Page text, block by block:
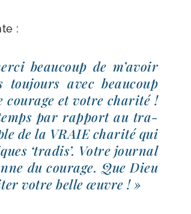
:
beau­coup de m’avoir
avec beau­coup
cou­rage et votre cha­ri­té !
temps par rap­port au tra­
de la VRAIE cha­ri­té qui
‘tra­dis’. Votre jour­nal
du cou­rage. Que Dieu
votre belle œuvre ! »